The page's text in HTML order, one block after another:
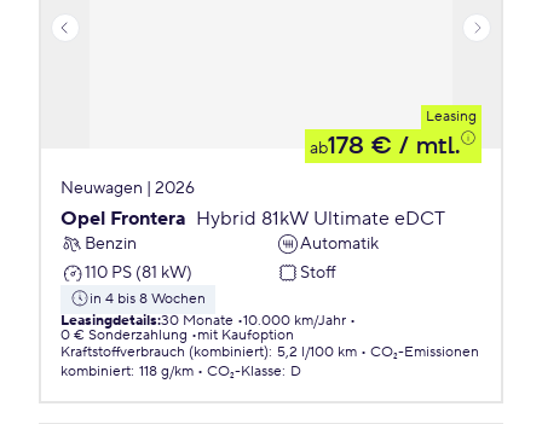
Leasing
ab178 € / mtl.
Neuwagen | 2026
Opel Frontera Hybrid 81kW Ultimate eDCT
Benzin
Automatik
110 PS (81 kW)
Stoff
in 4 bis 8 Wochen
Leasingdetails:30 Monate 10.000 km/Jahr
0 € Sonderzahlung
mit Kaufoption
Kraftstoffverbrauch (kombiniert): 5,2 l/100 km
CO₂-Emissionen
kombiniert: 118 g/km CO₂-Klasse: D